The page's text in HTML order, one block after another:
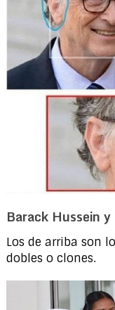
Barack Hussein
Los de arriba son
dobles o clones.